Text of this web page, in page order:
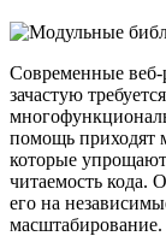
Современные веб-
зачастую
помощь приходят
которые упрощают
читаемость кода.
его на
масштабирование.